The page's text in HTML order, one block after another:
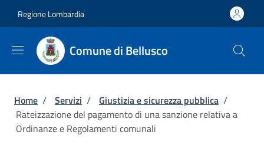
Regione Lombardia
Comune di Bellusco
Briciole di pane
Home / Servizi / Giustizia e sicurezza pubblica /
Rateizzazione del pagamento di una sanzione relativa a
Ordinanze e Regolamenti comunali